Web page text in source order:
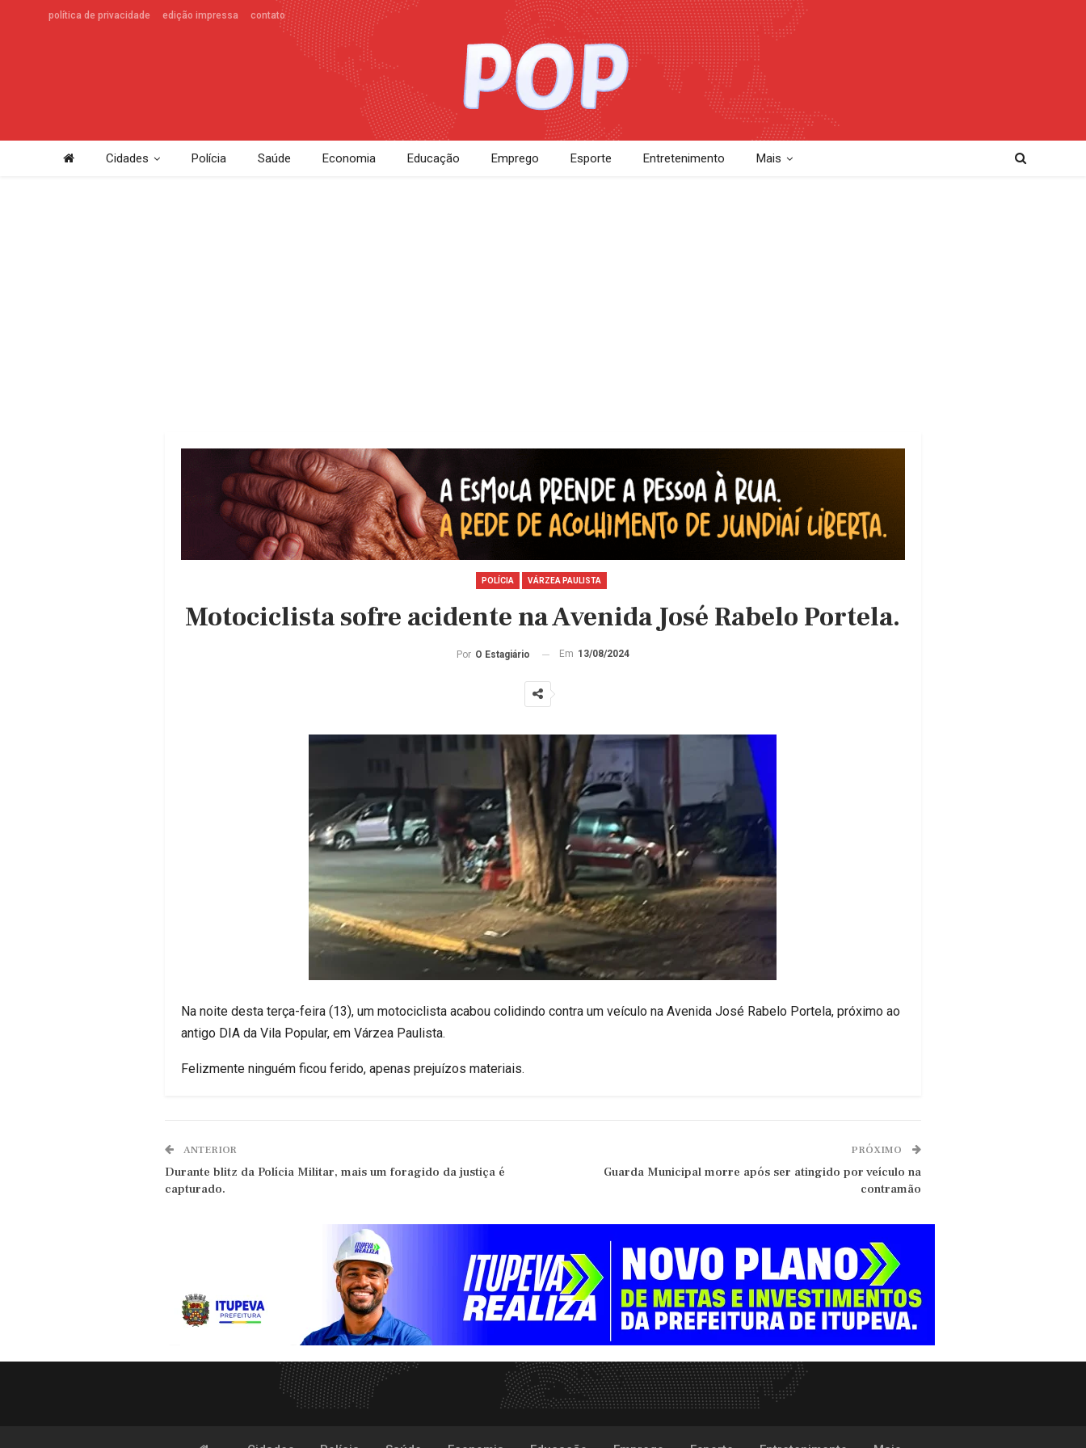
política de privacidade edição impressa contato
Cidades Polícia Saúde Economia Educação Emprego Esporte Entretenimento Mais
POLÍCIA VÁRZEA PAULISTA
Motociclista sofre acidente na Avenida José Rabelo Portela.
Por O Estagiário Em 13/08/2024
Na noite desta terça-feira (13), um motociclista acabou colidindo contra um veículo na Avenida José Rabelo Portela, próximo ao
antigo DIA da Vila Popular, em Várzea Paulista.
Felizmente ninguém ficou ferido, apenas prejuízos materiais.
ANTERIOR
Durante blitz da Polícia Militar, mais um foragido da justiça é
capturado.
PRÓXIMO
Guarda Municipal morre após ser atingido por veículo na
contramão